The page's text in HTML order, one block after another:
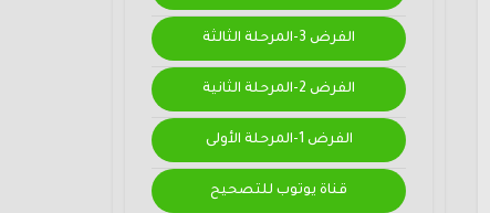
الفرض 3-المرحلة الثالثة
الفرض 2-المرحلة الثانية
الفرض 1-المرحلة الأولى
قناة يوتوب للتصحيح